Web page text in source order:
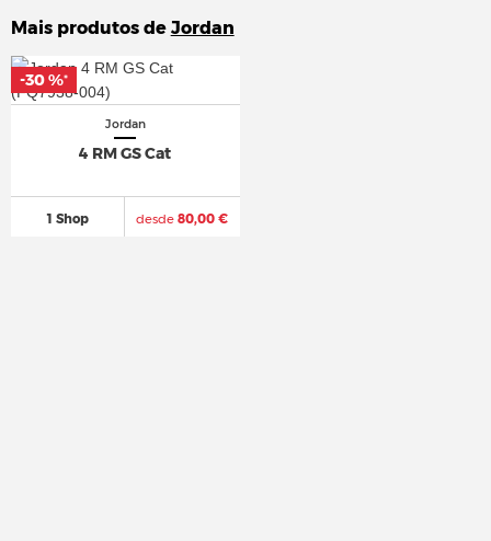
Mais produtos de Jordan
Jordan
4 RM GS Cat
1 Shop desde 80,00 €
-30 %*
-30 %*